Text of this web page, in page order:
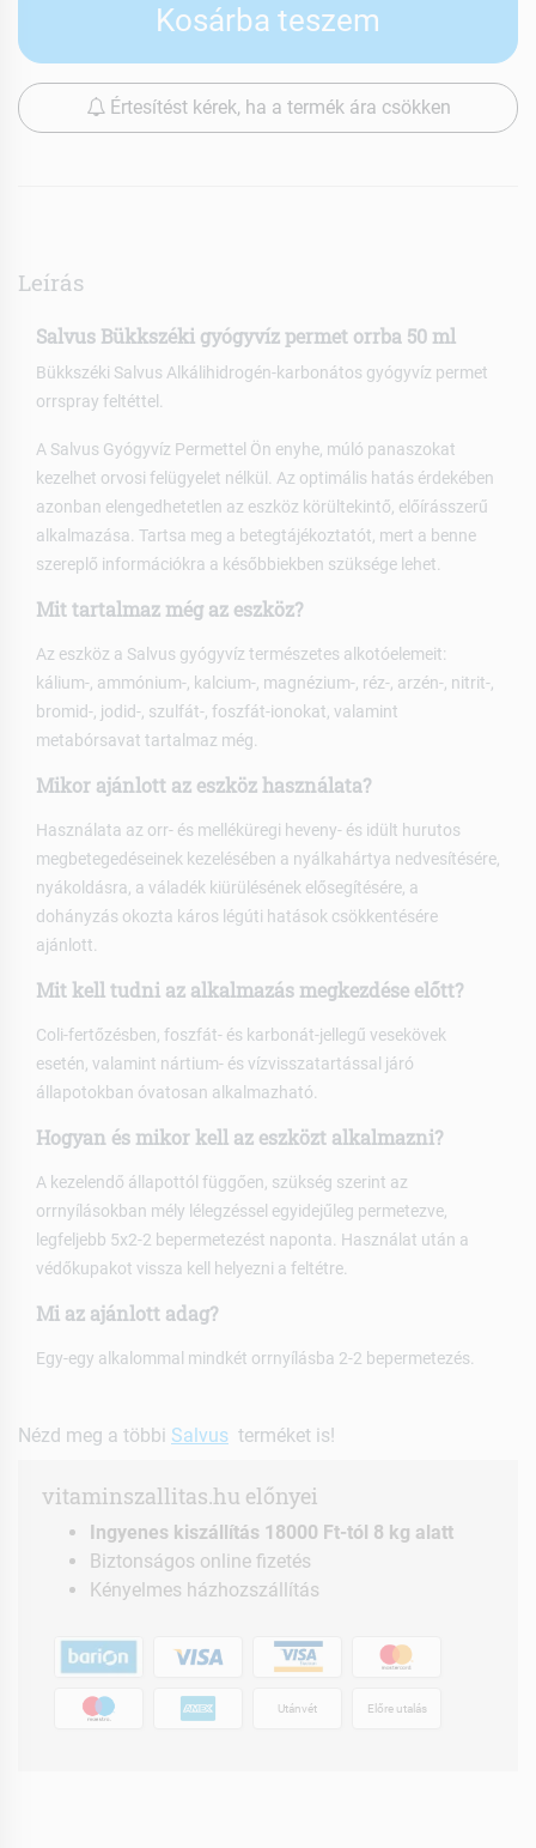
Kosárba teszem
Értesítést kérek, ha a termék ára csökken
Leírás
Salvus Bükkszéki gyógyvíz permet orrba 50 ml
Bükkszéki Salvus Alkálihidrogén-karbonátos gyógyvíz permet
orrspray feltéttel.
A Salvus Gyógyvíz Permettel Ön enyhe, múló panaszokat
kezelhet orvosi felügyelet nélkül. Az optimális hatás érdekében
azonban elengedhetetlen az eszköz körültekintő, előírásszerű
alkalmazása. Tartsa meg a betegtájékoztatót, mert a benne
szereplő információkra a későbbiekben szüksége lehet.
Mit tartalmaz még az eszköz?
Az eszköz a Salvus gyógyvíz természetes alkotóelemeit:
kálium-, ammónium-, kalcium-, magnézium-, réz-, arzén-, nitrit-,
bromid-, jodid-, szulfát-, foszfát-ionokat, valamint
metabórsavat tartalmaz még.
Mikor ajánlott az eszköz használata?
Használata az orr- és melléküregi heveny- és idült hurutos
megbetegedéseinek kezelésében a nyálkahártya nedvesítésére,
nyákoldásra, a váladék kiürülésének elősegítésére, a
dohányzás okozta káros légúti hatások csökkentésére
ajánlott.
Mit kell tudni az alkalmazás megkezdése előtt?
Coli-fertőzésben, foszfát- és karbonát-jellegű vesekövek
esetén, valamint nártium- és vízvisszatartással járó
állapotokban óvatosan alkalmazható.
Hogyan és mikor kell az eszközt alkalmazni?
A kezelendő állapottól függően, szükség szerint az
orrnyílásokban mély lélegzéssel egyidejűleg permetezve,
legfeljebb 5x2-2 bepermetezést naponta. Használat után a
védőkupakot vissza kell helyezni a feltétre.
Mi az ajánlott adag?
Egy-egy alkalommal mindkét orrnyílásba 2-2 bepermetezés.
Nézd meg a többi Salvus terméket is!
vitaminszallitas.hu előnyei
Ingyenes kiszállítás 18000 Ft-tól 8 kg alatt
Biztonságos online fizetés
Kényelmes házhozszállítás
Utánvét Előre utalás